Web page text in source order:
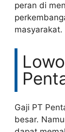
peran di
masyarakat.
Gaji PT
besar.